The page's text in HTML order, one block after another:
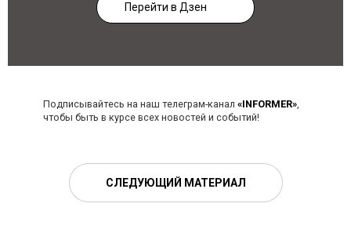
Перейти в Дзен
Подписывайтесь на наш телеграм-канал «INFORMER»,
чтобы быть в курсе всех новостей и событий!
СЛЕДУЮЩИЙ МАТЕРИАЛ